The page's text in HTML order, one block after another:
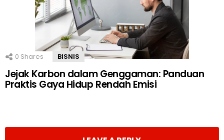
0 Shares BISNIS
Jejak Karbon dalam Genggaman: Panduan
Praktis Gaya Hidup Rendah Emisi